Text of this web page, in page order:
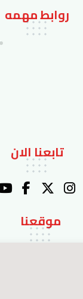
روابط مهمه
تابعنا الان
موقعنا